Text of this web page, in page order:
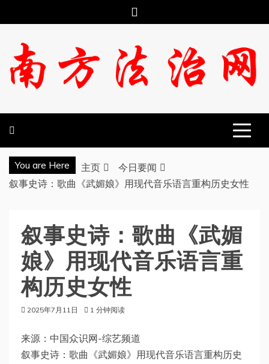
至
You are Here 主页
今日要闻
叙事史诗：歌曲《武媚娘》用现代音乐语言重构历史女性
叙事史诗：歌曲《武媚
娘》用现代音乐语言重
构历史女性
2025年7月11日 1 分钟阅读
来源：中国众识网-综艺频道
叙事史诗：歌曲《武媚娘》用现代音乐语言重构历史